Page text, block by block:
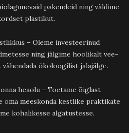
pakendeid ning väldime
plastikut.
– Oleme investeerinud
ning jälgime hoolikalt vee-
ökoloogilist jalajälge.
heaolu – Toetame õiglast
meeskonda kestlike praktikate
kohalikesse algatustesse.